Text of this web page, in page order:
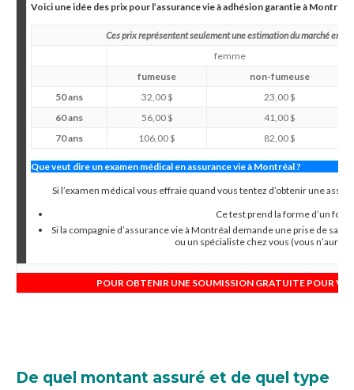
Voici une idée des prix pour l’assurance vie à adhésion garantie à Montréal
Ces prix représentent seulement une estimation du marché en
femme
fumeuse
non-fumeuse
50 ans
32,00 $
23,00 $
60 ans
56,00 $
41,00 $
70 ans
106,00 $ 82,00 $
Que veut dire un examen médical en assurance vie à Montréal ?
Si l’examen médical vous effraie quand vous tentez d’obtenir une
Ce test prend la forme d’un
Si la compagnie d’assurance vie à Montréal demande une prise de
ou un spécialiste chez vous (vous n’aurez
POUR OBTENIR UNE SOUMISSION GRATUITE POUR
De quel montant assuré et de quel type